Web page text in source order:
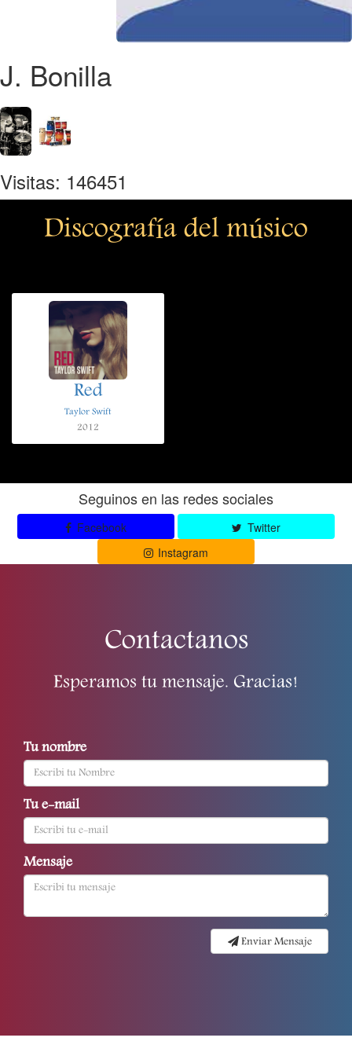
J. Bonilla
Visitas: 146451
Discografía del músico
Red
Taylor Swift
2012
Seguinos en las redes sociales
Facebook
Twitter
Instagram
Contactanos
Esperamos tu mensaje. Gracias!
Tu nombre
Tu e-mail
Mensaje
Enviar Mensaje